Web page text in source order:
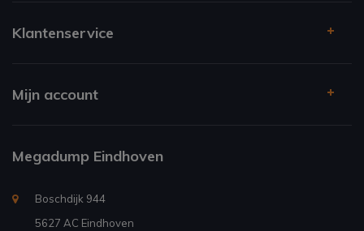
Klantenservice
Mijn account
Megadump Eindhoven
Boschdijk 944
5627 AC Eindhoven